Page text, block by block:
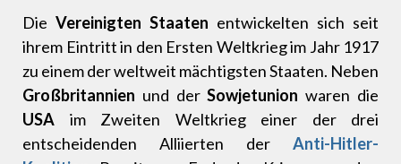
Die Vereinigten Staaten entwickelten sich seit
ihrem Eintritt in den Ersten Weltkrieg im Jahr 1917
zu einem der weltweit mächtigsten Staaten. Neben
Großbritannien und derSowjetunion waren die
USA im Zweiten Weltkrieg einer der drei
entscheidenden Alliierten der Anti-Hitler-